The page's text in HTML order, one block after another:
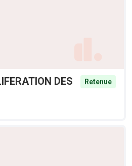
DES
Retenue